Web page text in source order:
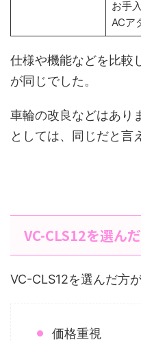
お手
ACア
仕様や機能などを比較
が同じでした。
車輪の改良などはあり
としては、同じだと言
VC-CLS12を選ん
VC-CLS12を選んだ方
価格重視